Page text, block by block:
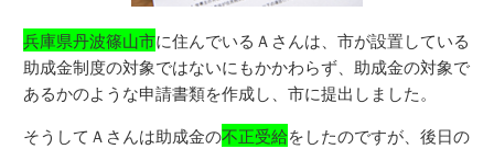
兵庫県丹波篠山市に住んでいるＡさんは、市が設置している
助成金制度の対象ではないにもかかわらず、助成金の対象で
あるかのような申請書類を作成し、市に提出しました。
そうしてＡさんは助成金の不正受給をしたのですが、後日の